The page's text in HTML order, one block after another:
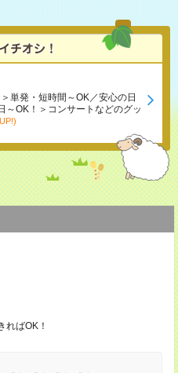
単発・短時間～OK／安心の日
～OK！＞コンサートなどのグッ
ればOK！